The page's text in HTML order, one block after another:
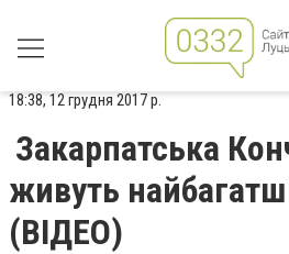
18:38, 12 грудня 2017 р.
Закарпатська
живуть
(ВІДЕО)